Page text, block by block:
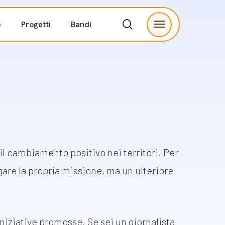
Progetti Bandi search
Menu
cambiamento positivo nei territori. Per
la propria missione, ma un ulteriore
promosse. Se sei un giornalista